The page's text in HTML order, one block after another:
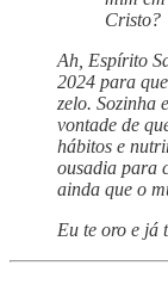
Cristo?
Ah, Espírito
2024 para
zelo. Sozinha
vontade de
hábitos e
ousadia para
ainda que o
Eu te oro e já